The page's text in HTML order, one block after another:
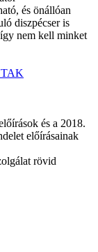
és önállóan
diszpécser is
nem kell minket
és a 2018.
előírásainak
rövid